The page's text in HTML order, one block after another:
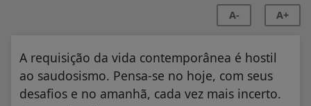
A- A+
A requisição da vida contemporânea é hostil
ao saudosismo. Pensa-se no hoje, com seus
desafios e no amanhã, cada vez mais incerto.